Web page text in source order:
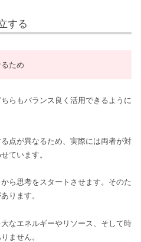
する
ため
らもバランス良く活用できるように
点が異なるため、実際には両者が対
ています。
ら思考をスタートさせます。そのた
ります。
なエネルギーやリソース、そして時
ません。